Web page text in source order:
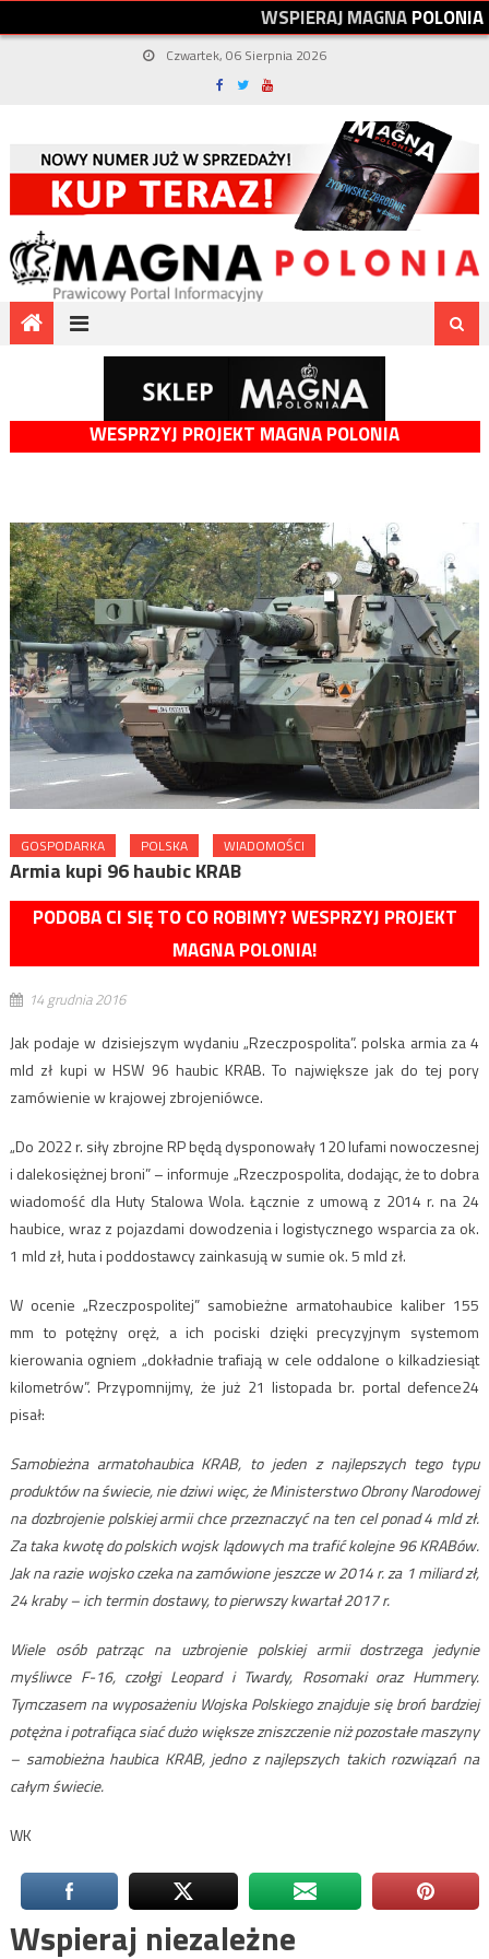
WSPIERAJMAGNAPOLONIA
Czwartek, 06 Sierpnia 2026
WESPRZYJ PROJEKT MAGNA POLONIA
GOSPODARKA POLSKA WIADOMOŚCI
Armia kupi 96 haubic KRAB
PODOBA CI SIĘ TO CO ROBIMY? WESPRZYJ PROJEKT
MAGNA POLONIA!
14 grudnia 2016
Jak podaje w dzisiejszym wydaniu „Rzeczpospolita”. polska armia za 4
mld zł kupi w HSW 96 haubic KRAB. To największe jak do tej pory
zamówienie w krajowej zbrojeniówce.
„Do 2022 r. siły zbrojne RP będą dysponowały 120 lufami nowoczesnej
i dalekosiężnej broni” – informuje „Rzeczpospolita, dodając, że to dobra
wiadomość dla Huty Stalowa Wola. Łącznie z umową z 2014 r. na 24
haubice, wraz z pojazdami dowodzenia i logistycznego wsparcia za ok.
1 mld zł, huta i poddostawcy zainkasują w sumie ok. 5 mld zł.
W ocenie „Rzeczpospolitej” samobieżne armatohaubice kaliber 155
mm to potężny oręż, a ich pociski dzięki precyzyjnym systemom
kierowania ogniem „dokładnie trafiają w cele oddalone o kilkadziesiąt
kilometrów”. Przypomnijmy, że już 21 listopada br. portal defence24
pisał:
Samobieżna armatohaubica KRAB, to jeden z najlepszych tego typu
produktów na świecie, nie dziwi więc, że Ministerstwo Obrony Narodowej
na dozbrojenie polskiej armii chce przeznaczyć na ten cel ponad 4 mld zł.
Za taka kwotę do polskich wojsk lądowych ma trafić kolejne 96 KRABów.
Jak na razie wojsko czeka na zamówione jeszcze w 2014 r. za 1 miliard zł,
24 kraby – ich termin dostawy, to pierwszy kwartał 2017 r.
Wiele osób patrząc na uzbrojenie polskiej armii dostrzega jedynie
myśliwce F-16, czołgi Leopard i Twardy, Rosomaki oraz Hummery.
Tymczasem na wyposażeniu Wojska Polskiego znajduje się broń bardziej
potężna i potrafiąca siać dużo większe zniszczenie niż pozostałe maszyny
– samobieżna haubica KRAB, jedno z najlepszych takich rozwiązań na
całym świecie.
WK
Wspieraj niezależne